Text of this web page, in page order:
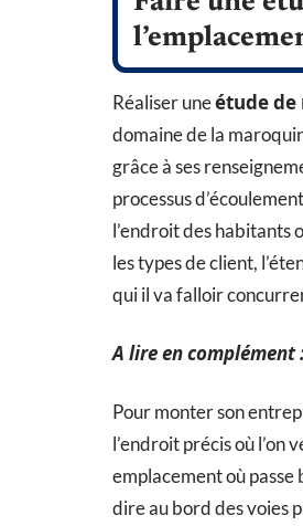
Réaliser uneétude de
domaine de la
grâce à ses
processus
l’endroit des habitants
les types de client,
qui il va falloir
A lire en complément
Pour monter son
l’endroit précis où l’on
emplacement où passe
dire au bord des voies